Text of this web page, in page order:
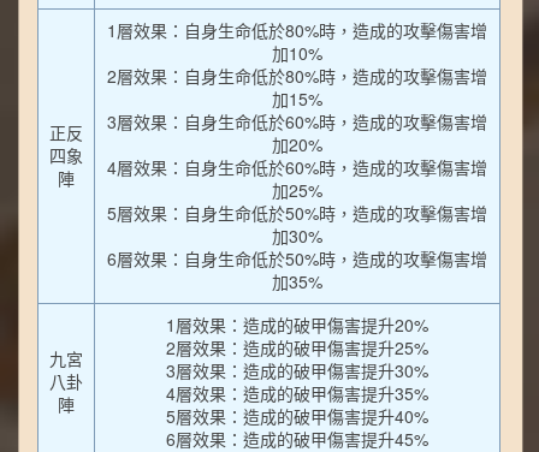
正反
四象
陣
1層效果：自身生命低於80%時，造成的攻擊傷害增
加10%
2層效果：自身生命低於80%時，造成的攻擊傷害增
加15%
3層效果：自身生命低於60%時，造成的攻擊傷害增
加20%
4層效果：自身生命低於60%時，造成的攻擊傷害增
加25%
5層效果：自身生命低於50%時，造成的攻擊傷害增
加30%
6層效果：自身生命低於50%時，造成的攻擊傷害增
加35%
九宮
八卦
陣
1層效果：造成的破甲傷害提升20%
2層效果：造成的破甲傷害提升25%
3層效果：造成的破甲傷害提升30%
4層效果：造成的破甲傷害提升35%
5層效果：造成的破甲傷害提升40%
6層效果：造成的破甲傷害提升45%